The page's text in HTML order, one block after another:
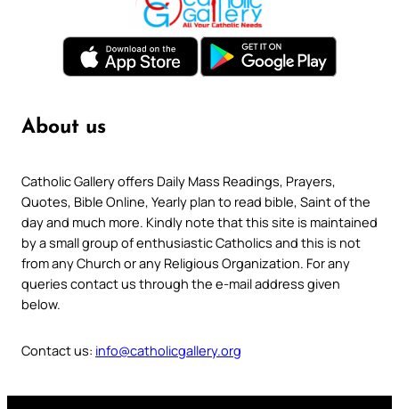
About us
Catholic Gallery offers Daily Mass Readings, Prayers,
Quotes, Bible Online, Yearly plan to read bible, Saint of the
day and much more. Kindly note that this site is maintained
by a small group of enthusiastic Catholics and this is not
from any Church or any Religious Organization. For any
queries contact us through the e-mail address given
below.
Contact us: info@catholicgallery.org